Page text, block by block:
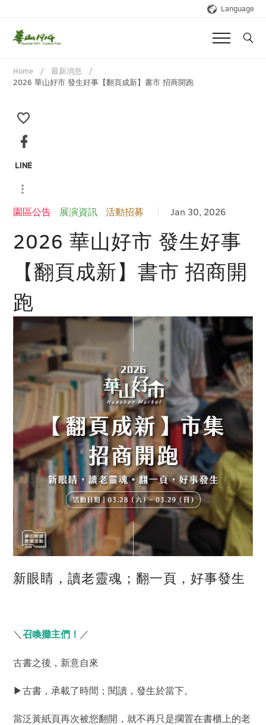
Language
Home
最新消息
2026 華山好市 發生好事【翻頁成新】書市 招商開跑
園區公告 展演資訊 活動招募 Jan 30, 2026
2026 華山好市 發生好事
【翻頁成新】書市 招商開
跑
新眼睛，讀老靈魂；翻一頁，好事發生
＼召喚攤主們！ ／
古書之後，新意自來
▶古書，承載了時間；閱讀，發生於當下。
當泛黃紙頁再次被您翻開，就不再只是擱置在書櫃上的老